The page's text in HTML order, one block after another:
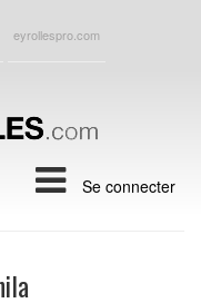
eyrollespro.com
Se connecter